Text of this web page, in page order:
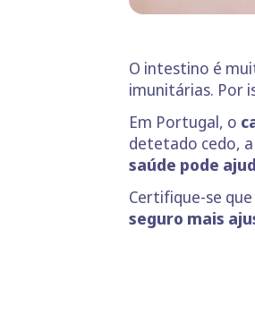
O intestino é
imunitárias. Por
Em Portugal, o
detetado cedo, a
saúde pode
Certifique-se
seguro mais